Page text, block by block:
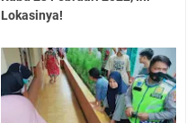
Lokasinya!